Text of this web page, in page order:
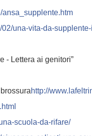
ansa_supplente.htm
02/una-vita-da-
- Lettera ai genitori”
http://
scuola-da-rifare/